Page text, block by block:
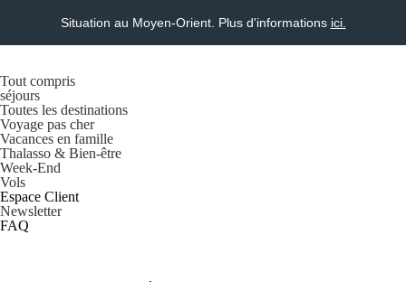
Situation au Moyen-Orient. Plus d'informations ici.
Tout compris
séjours
Toutes les destinations
Voyage pas cher
Vacances en famille
Thalasso & Bien-être
Week-End
Vols
Espace Client
Newsletter
FAQ